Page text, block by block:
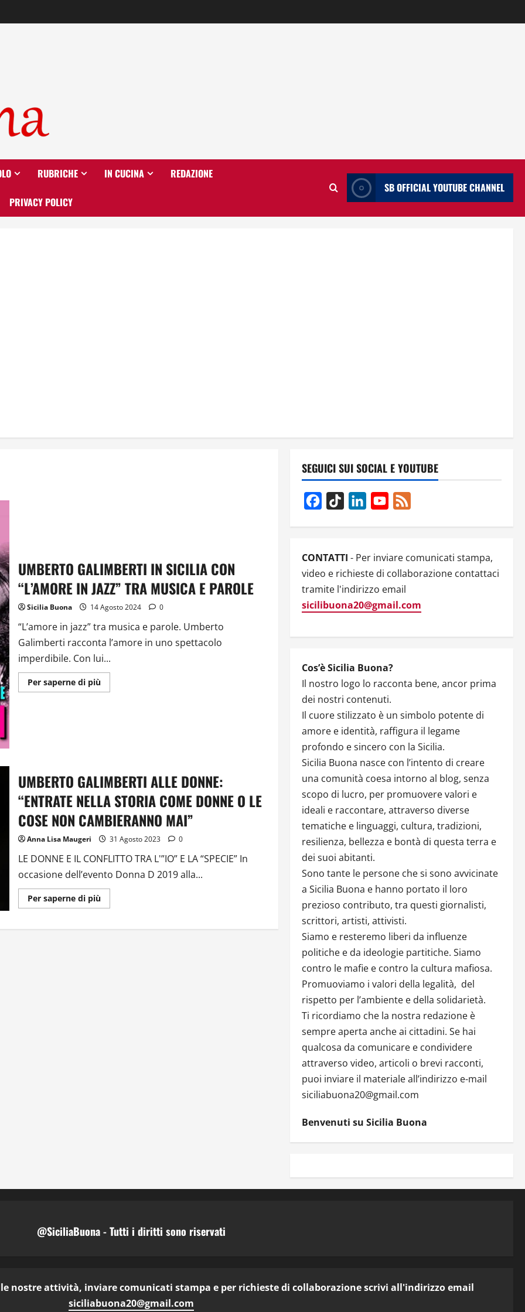
RUBRICHE IN CUCINA REDAZIONE
PRIVACY POLICY
SB OFFICIAL YOUTUBE CHANNEL
UMBERTO GALIMBERTI IN SICILIA CON
“L’AMORE IN JAZZ” TRA MUSICA E PAROLE
Sicilia Buona 14 Agosto 2024 0
“L’amore in jazz” tra musica e parole. Umberto
Galimberti racconta l’amore in uno spettacolo
imperdibile. Con lui...
Per saperne di piùUlteriori
informazioni
MUSICA
E
PAROLE
UMBERTO GALIMBERTI ALLE DONNE:
“ENTRATE NELLA STORIA COME DONNE O LE
COSE NON CAMBIERANNO MAI”
Anna Lisa Maugeri 31 Agosto 2023 0
LE DONNE E IL CONFLITTO TRA L'”IO” E LA “SPECIE” In
occasione dell’evento Donna D 2019 alla...
Per saperne di piùUlteriori
informazioni
GALIMBERTI
SEGUICI SUI SOCIAL E YOUTUBE
Facebook
TikTok LinkedInYouTube
CONTATTI - Per inviare comunicati stampa,
video e richieste di collaborazione contattaci
tramite l'indirizzo email
sicilibuona20@gmail.com
Cos’è Sicilia Buona?
Il nostro logo lo racconta bene, ancor prima
dei nostri contenuti.
Il cuore stilizzato è un simbolo potente di
amore e identità, raffigura il legame
profondo e sincero con la Sicilia.
Sicilia Buona nasce con l’intento di creare
una comunità coesa intorno al blog, senza
scopo di lucro, per promuovere valori e
ideali e raccontare, attraverso diverse
tematiche e linguaggi, cultura, tradizioni,
resilienza, bellezza e bontà di questa terra e
dei suoi abitanti.
Sono tante le persone che si sono avvicinate
a Sicilia Buona e hanno portato il loro
prezioso contributo, tra questi giornalisti,
scrittori, artisti, attivisti.
Siamo e resteremo liberi da influenze
politiche e da ideologie partitiche. Siamo
contro le mafie e contro la cultura mafiosa.
Promuoviamo i valori della legalità, del
rispetto per l’ambiente e della solidarietà.
Ti ricordiamo che la nostra redazione è
sempre aperta anche ai cittadini. Se hai
qualcosa da comunicare e condividere
attraverso video, articoli o brevi racconti,
puoi inviare il materiale all’indirizzo e-mail
siciliabuona20@gmail.com
Benvenuti su Sicilia Buona
@SiciliaBuona - Tutti i diritti sono riservati
nostre attività, inviare comunicati stampa e per richieste di collaborazione scrivi all'indirizzo email
siciliabuona20@gmail.com